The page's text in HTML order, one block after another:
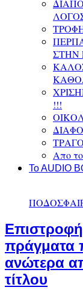
ΣΤΗΝ
!!!
Απο
To AUDIO
Επιστροφή
πράγματα
ανώτερα
τίτλου